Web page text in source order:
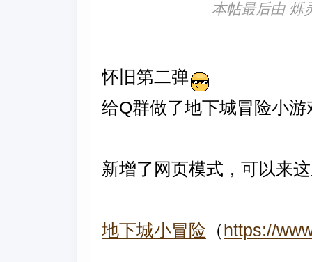
本帖最后由 烁
怀旧第二弹
给Q群做了地下城冒险小游
新增了网页模式，可以来
地下城小冒险 （ https://